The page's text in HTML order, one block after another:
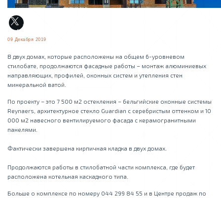
09 Декабря 2019
В двух домах, которые расположены на общем 6-уровневом
стилобате, продолжаются фасадные работы – монтаж алюминиевых
направляющих, профилей, оконных систем и утепления стен
минеральной ватой.
По проекту – это 7 500 м2 остекления – бельгийские оконные системы
Reynaers, архитектурное стекло Guardian с серебристым оттенком и 10
000 м2 навесного вентилируемого фасада с керамогранитными
панелями.
Фактически завершена кирпичная кладка в двух домах.
Продолжаются работы в стилобатной части комплекса, где будет
расположена котельная каскадного типа.
Больше о комплексе по номеру 044 299 84 55 и в Центре продаж по